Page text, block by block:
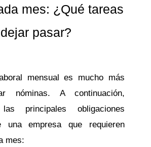
mes: ¿Qué tareas
pasar?
mensual es mucho más
nóminas. A continuación,
las principales obligaciones
una empresa que requieren
mes: